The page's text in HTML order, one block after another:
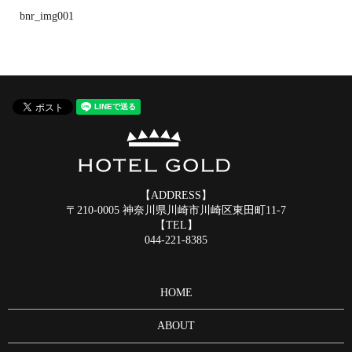
bnr_img001
【ADDRESS】
〒210-0005 神奈川県川崎市川崎区東田町11-7
【TEL】
044-221-8385
HOME
ABOUT